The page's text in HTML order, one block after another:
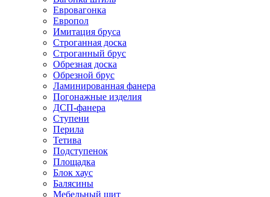
Евровагонка
Европол
Имитация бруса
Строганная доска
Строганный брус
Обрезная доска
Обрезной брус
Ламинированная фанера
Погонажные изделия
ДСП-фанера
Ступени
Перила
Тетива
Подступенок
Площадка
Блок хаус
Балясины
Мебельный щит